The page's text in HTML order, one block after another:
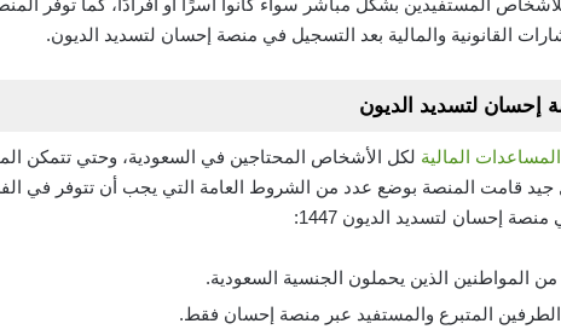
القانونية والمالية بعد التسجيل في منصة إحسان لتسديد الديون.
لتسديد الديون
المساعدات المالية لكل الأشخاص المحتاجين في السعودية، وحتي تتمكن
جيد قامت المنصة بوضع عدد من الشروط العامة التي يجب أن تتوفر في
إحسان لتسديد الديون 1447:
المواطنين الذين يحملون الجنسية السعودية.
الطرفين المتبرع والمستفيد عبر منصة إحسان فقط.